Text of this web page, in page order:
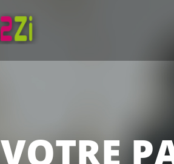
VOTRE